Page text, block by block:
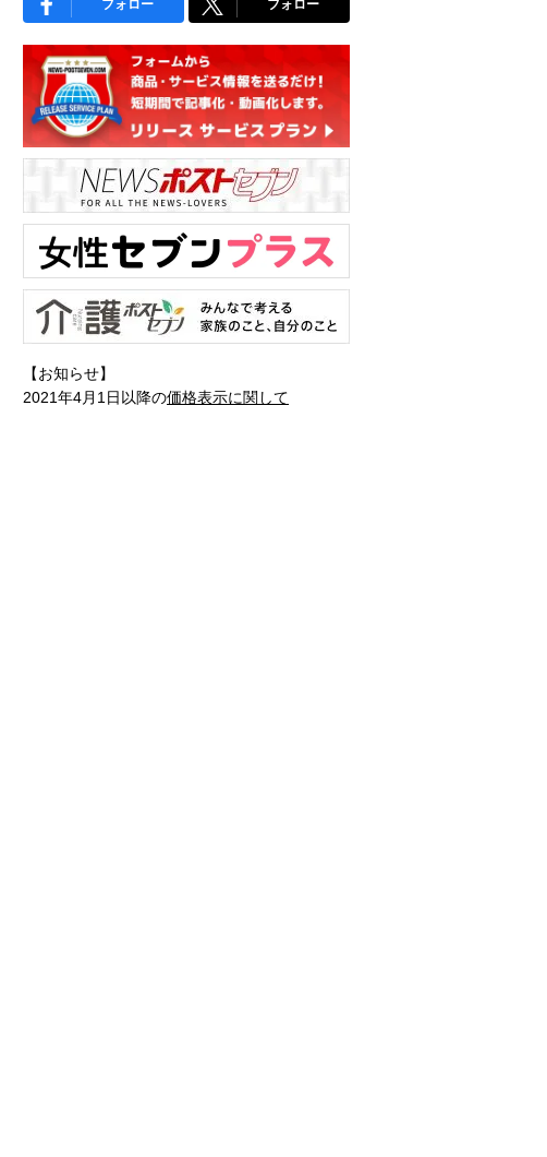
フォロー フォロー
【お知らせ】
2021年4月1日以降の価格表示に関して